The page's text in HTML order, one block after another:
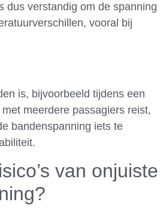
dus verstandig om de spanning
vooral bij
is, bijvoorbeeld tijdens een
meerdere passagiers reist,
bandenspanning iets te
van onjuiste